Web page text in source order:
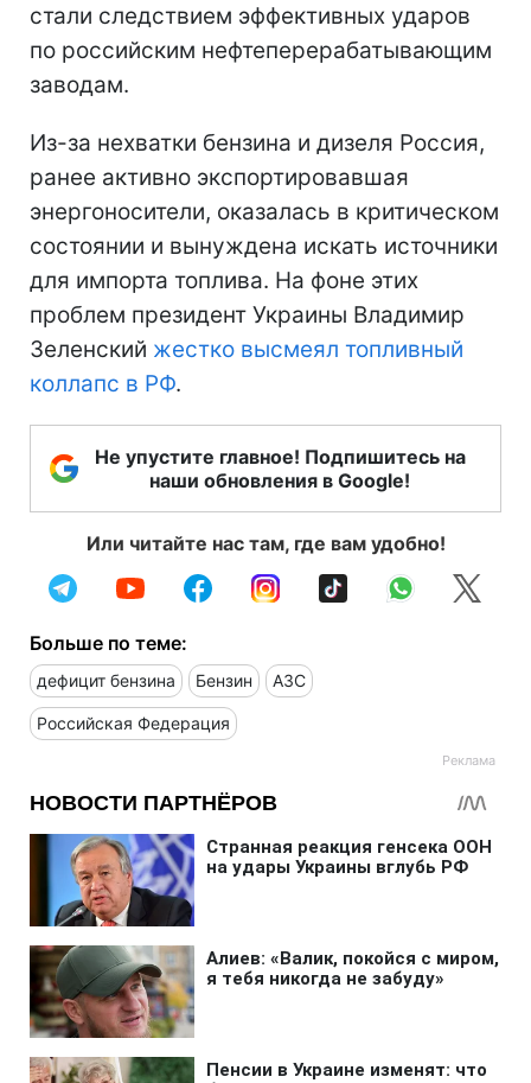
стали следствием эффективных ударов
по российским нефтеперерабатывающим
заводам.
Из-за нехватки бензина и дизеля Россия,
ранее активно экспортировавшая
энергоносители, оказалась в критическом
состоянии и вынуждена искать источники
для импорта топлива. На фоне этих
проблем президент Украины Владимир
Зеленский жестко высмеял топливный
коллапс в РФ.
Не упустите главное! Подпишитесь на
наши обновления в Google!
Или читайте нас там, где вам удобно!
Больше по теме:
дефицит бензина Бензин АЗС
Российская Федерация